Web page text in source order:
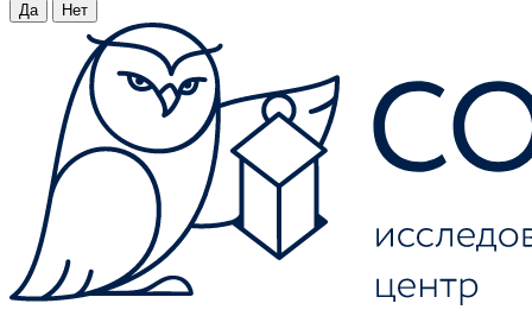
Да Нет